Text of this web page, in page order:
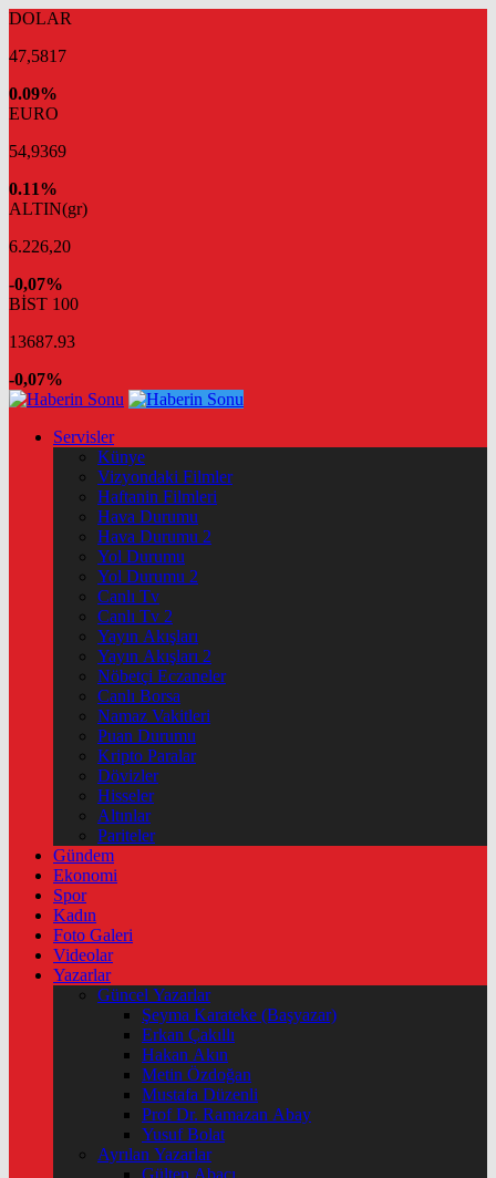
DOLAR
47,5817
0.09%
EURO
54,9369
0.11%
ALTIN(gr)
6.226,20
-0,07%
BİST 100
13687.93
-0,07%
Servisler
Künye
Vizyondaki Filmler
Haftanin Filmleri
Hava Durumu
Hava Durumu 2
Yol Durumu
Yol Durumu 2
Canlı Tv
Canlı Tv 2
Yayın Akışları
Yayın Akışları 2
Nöbetçi Eczaneler
Canlı Borsa
Namaz Vakitleri
Puan Durumu
Kripto Paralar
Dövizler
Hisseler
Altınlar
Pariteler
Gündem
Ekonomi
Spor
Kadın
Foto Galeri
Videolar
Yazarlar
Güncel Yazarlar
Şeyma Karateke (Başyazar)
Erkan Çakıllı
Hakan Akın
Metin Özdoğan
Mustafa Düzenli
Prof Dr. Ramazan Abay
Yusuf Bolat
Ayrılan Yazarlar
Gülten Abacı